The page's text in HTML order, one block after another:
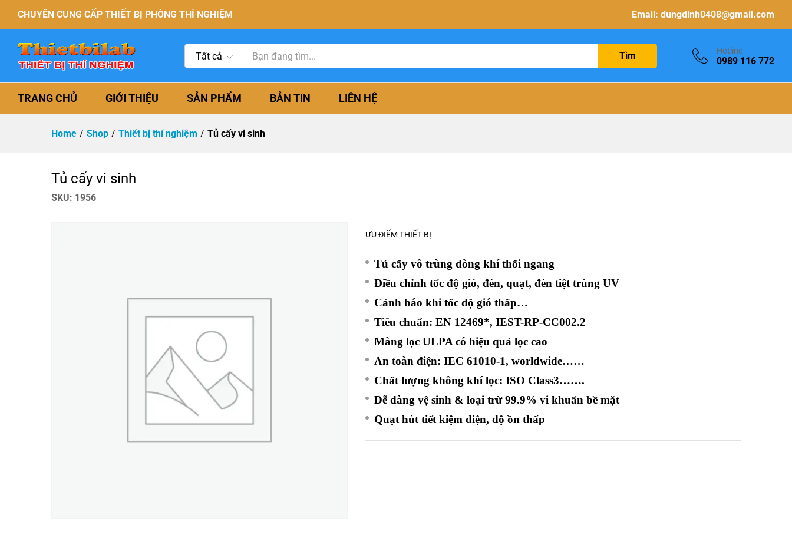
CHUYÊN CUNG CẤP THIẾT BỊ PHÒNG THÍ NGHIỆM Email: dungdinh0408@gmail.com
Tất cả Tìm Hotline
0989 116 772
TRANG CHỦ GIỚI THIỆU SẢN PHẨM BẢN TIN LIÊN HỆ
Home / Shop / Thiết bị thí nghiệm / Tủ cấy vi sinh
Tủ cấy vi sinh
SKU: 1956
ƯU ĐIỂM THIẾT BỊ
Tủ cấy vô trùng dòng khí thổi ngang
Điều chỉnh tốc độ gió, đèn, quạt, đèn tiệt trùng UV
Cảnh báo khi tốc độ gió thấp…
Tiêu chuẩn: EN 12469*, IEST-RP-CC002.2
Màng lọc ULPA có hiệu quả lọc cao
An toàn điện: IEC 61010-1, worldwide……
Chất lượng không khí lọc: ISO Class3…….
Dễ dàng vệ sinh & loại trừ 99.9% vi khuẩn bề mặt
Quạt hút tiết kiệm điện, độ ồn thấp